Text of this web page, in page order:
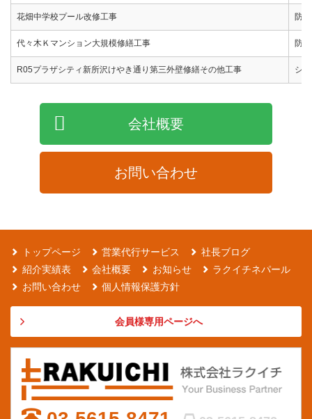
花畑中学校プール改修工事 防水
代々木Ｋマンション大規模修繕工事 防水
R05プラザシティ新所沢けやき通り第三外壁修繕その他工事 シ
会社概要
お問い合わせ
トップページ 営業代行サービス
社長ブログ
紹介実績表
会社概要 お知らせ
ラクイチネパール
お問い合わせ
個人情報保護方針
会員様専用ページへ